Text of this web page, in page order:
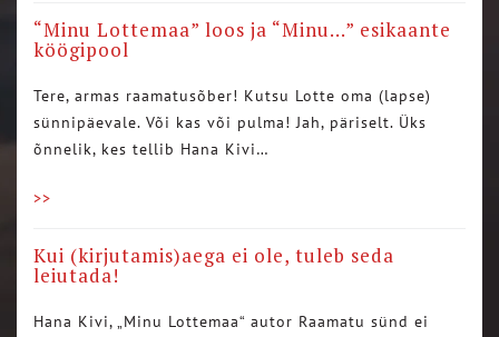
“Minu Lottemaa” loos ja “Minu…” esikaante
köögipool
Tere, armas raamatusõber! Kutsu Lotte oma (lapse)
sünnipäevale. Või kas või pulma! Jah, päriselt. Üks
õnnelik, kes tellib Hana Kivi…
>>
Kui (kirjutamis)aega ei ole, tuleb seda
leiutada!
Hana Kivi, „Minu Lottemaa“ autor Raamatu sünd ei